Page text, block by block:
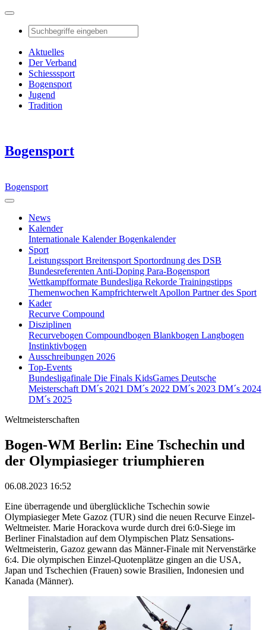
Aktuelles
Der Verband
Schiesssport
Bogensport
Jugend
Tradition
Bogensport
Bogensport
News
Kalender
Internationale KalenderBogenkalender
Sport
Leistungssport Breitensport Sportordnung des DSB
Bundesreferenten Anti-Doping Para-Bogensport
Wettkampfformate Bundesliga Rekorde Trainingstipps
Themenwochen Kampfrichterwelt Apollon Partner des Sport
Kader
Recurve Compound
Disziplinen
Recurvebogen Compoundbogen Blankbogen Langbogen
Instinktivbogen
Ausschreibungen 2026
Top-Events
Bundesligafinale Die Finals KidsGames Deutsche
Meisterschaft DM´s 2021 DM´s 2022 DM´s 2023 DM´s 2024
DM´s 2025
Weltmeisterschaften
Bogen-WM Berlin: Eine Tschechin und
der Olympiasieger triumphieren
06.08.2023 16:52
Eine überragende und überglückliche Tschechin sowie
Olympiasieger Mete Gazoz (TUR) sind die neuen Recurve Einzel-
Weltmeister. Marie Horackova wurde durch drei 6:0-Siege im
Berliner Finalstadion auf dem Olympischen Platz Sensations-
Weltmeisterin, Gazoz gewann das Männer-Finale mit Nervenstärke
6:4. Die olympischen Einzel-Quotenplätze gingen an die USA,
Japan und Tschechien (Frauen) sowie Brasilien, Indonesien und
Kanada (Männer).